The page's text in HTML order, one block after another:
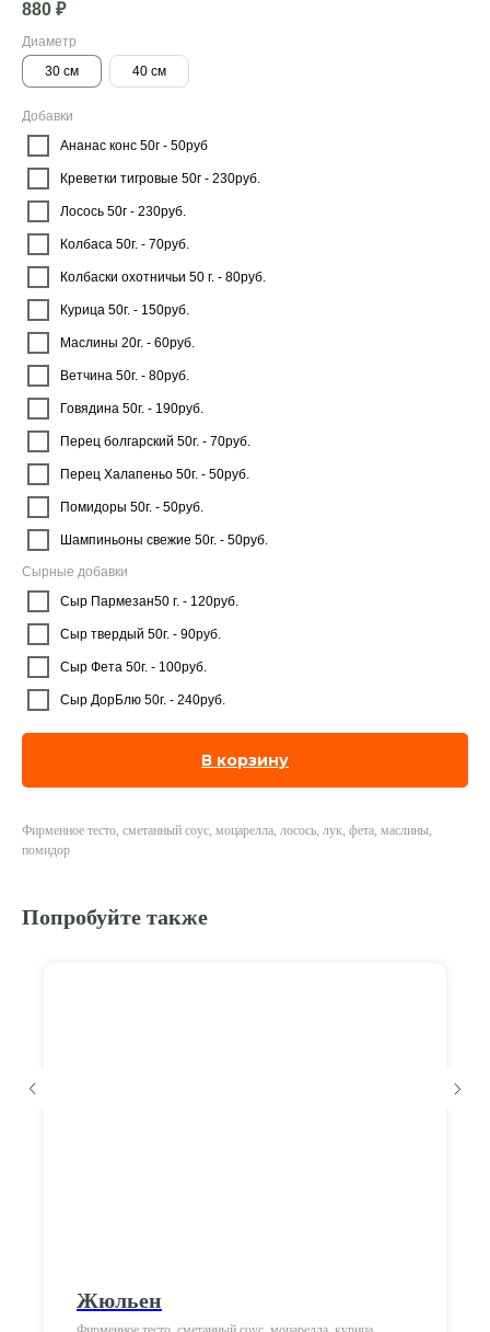
880 ₽
Диаметр
30 см
40 см
Добавки
Ананас конс 50г - 50руб
Креветки тигровые 50г - 230руб.
Лосось 50г - 230руб.
Колбаса 50г. - 70руб.
Колбаски охотничьи 50 г. - 80руб.
Курица 50г. - 150руб.
Маслины 20г. - 60руб.
Ветчина 50г. - 80руб.
Говядина 50г. - 190руб.
Перец болгарский 50г. - 70руб.
Перец Халапеньо 50г. - 50руб.
Помидоры 50г. - 50руб.
Шампиньоны свежие 50г. - 50руб.
Сырные добавки
Сыр Пармезан50 г. - 120руб.
Сыр твердый 50г. - 90руб.
Сыр Фета 50г. - 100руб.
Сыр ДорБлю 50г. - 240руб.
В корзину
Фирменное тесто, сметанный соус, моцарелла, лосось, лук, фета, маслины,
помидор
Попробуйте также
Жюльен